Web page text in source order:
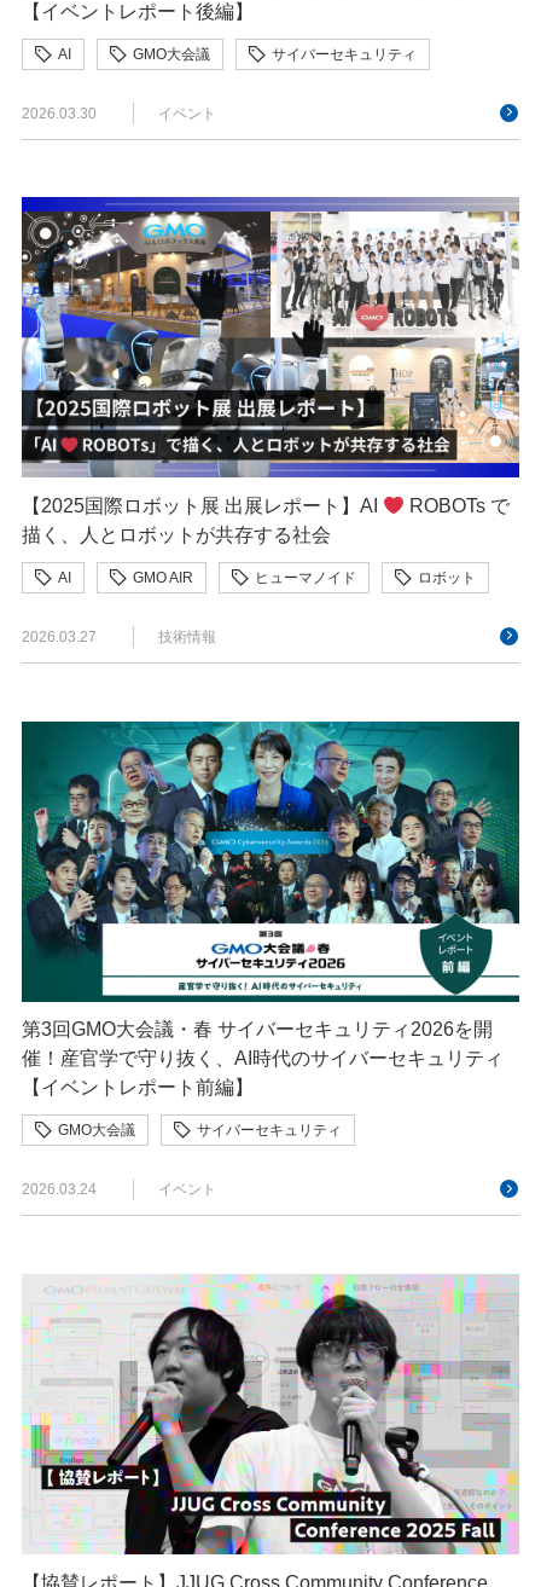
【イベントレポート後編】
AI GMO大会議
サイバーセキュリティ
2026.03.30
イベント
【2025国際ロボット展 出展レポート】AI
ROBOTs で
描く、人とロボットが共存する社会
AI GMO AIR ヒューマノイド
ロボット
2026.03.27
技術情報
第3回GMO大会議・春 サイバーセキュリティ2026を開
催！産官学で守り抜く、AI時代のサイバーセキュリティ
【イベントレポート前編】
GMO大会議
サイバーセキュリティ
2026.03.24
イベント
【協賛レポート】JJUG Cross Community Conference